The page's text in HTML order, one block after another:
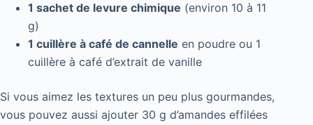
1 sachet de levure chimique (environ 10 à 11
g)
1 cuillère à café de cannelle en poudre ou 1
cuillère à café d’extrait de vanille
Si vous aimez les textures un peu plus gourmandes,
vous pouvez aussi ajouter 30 g d’amandes effilées